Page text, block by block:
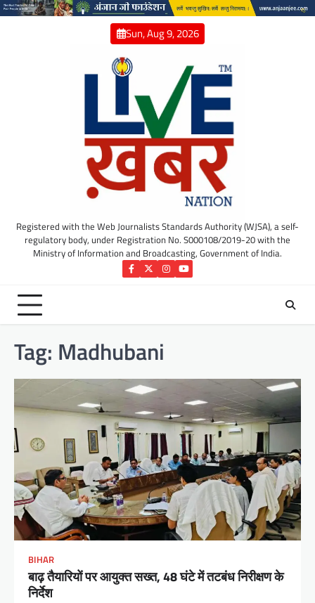
Skip
Sun, Aug 9, 2026
Registered with the Web Journalists Standards Authority (WJSA), a self-
regulatory body, under Registration No. S000108/2019-20 with the
Ministry of Information and Broadcasting, Government of India.
Facebook
TwitterInstagram
YouTube
Tag: Madhubani
BIHAR
बाढ़ तैयारियों पर आयुक्त सख्त, 48 घंटे में तटबंध निरीक्षण के
निर्देश